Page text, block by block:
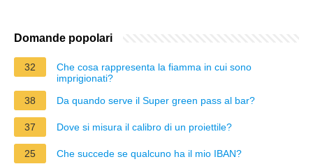
Domande popolari
32
Che cosa rappresenta la fiamma in cui sono
imprigionati?
38
Da quando serve il Super green pass al bar?
37 Dove si misura il calibro di un proiettile?
25 Che succede se qualcuno ha il mio IBAN?